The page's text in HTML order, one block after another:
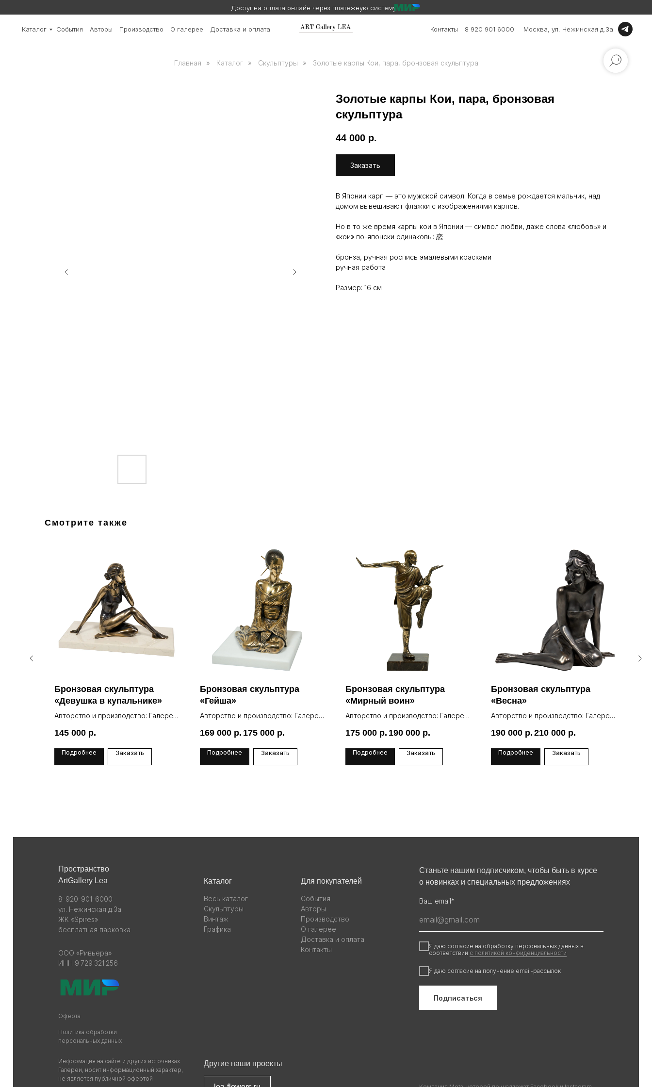
Доступна оплата онлайн через платежную систему
Каталог События Авторы Производство О галерее Доставка и оплата Контакты 8 920 901 6000 Москва, ул. Нежинская д.3а
Главная » Каталог » Скульптуры » Золотые карпы Кои, пара, бронзовая скульптура
Золотые карпы Кои, пара, бронзовая
скульптура
44 000 р.
Заказать
В Японии карп — это мужской символ. Когда в семье рождается мальчик, над
домом вывешивают флажки с изображениями карпов.
Но в то же время карпы кои в Японии — символ любви, даже слова «любовь» и
«кои» по-японски одинаковы: 恋
бронза, ручная роспись эмалевыми красками
ручная работа
Размер: 16 см
Смотрите также
Бронзовая скульптура
«Девушка в купальнике»
Авторство и производство: Галерея
145 000 р.
Подробнее Заказать
Бронзовая скульптура
«Гейша»
Авторство и производство: Галерея
169 000 р. 175 000 р.
Подробнее Заказать
Бронзовая скульптура
«Мирный воин»
Авторство и производство: Галерея
175 000 р. 190 000 р.
Подробнее Заказать
Бронзовая скульптура
«Весна»
Авторство и производство: Галерея
190 000 р. 210 000 р.
Подробнее Заказать
Пространство
ArtGallery Lea
Каталог
8-920-901-6000
ул. Нежинская д.3а
ЖК «Spires»
бесплатная парковка
Для покупателей
Станьте нашим подписчиком, чтобы быть в курсе
о новинках и специальных предложениях
Весь каталог
Скульптуры
Винтаж
Графика
Политика обработки
персональных данных
Информация на сайте и других источниках
Галереи, носит информационный характер,
не является публичной офертой
Оферта
ООО «Ривьера»
ИНН 9 729 321 256
События
Авторы
Производство
О галерее
Доставка и оплата
Контакты
Другие наши проекты
Ваш email*
Я даю согласие на обработку персональных данных в
соответствии с политикой конфиденциальности
Я даю согласие на получение email-рассылок
Подписаться